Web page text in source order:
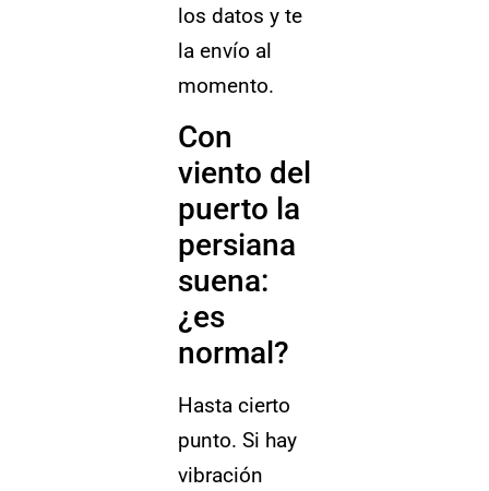
los datos y te
la envío al
momento.
Con
viento del
puerto la
persiana
suena:
¿es
normal?
Hasta cierto
punto. Si hay
vibración